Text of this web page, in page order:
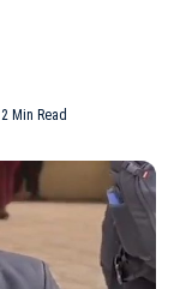
2 Min Read